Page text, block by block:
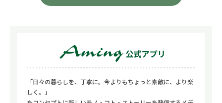
「日々の暮らしを、丁寧に。今よりもちょっと素敵に、より楽
しく。」